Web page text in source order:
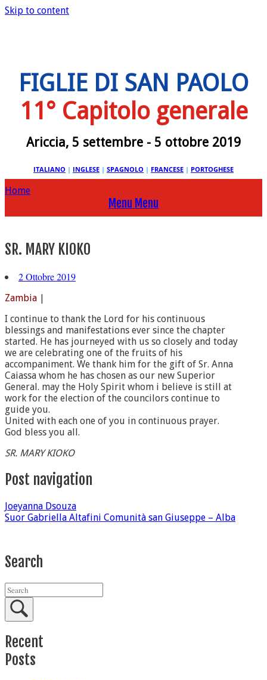
Skip to content
FIGLIE DI SAN PAOLO
11° Capitolo generale
Ariccia, 5 settembre - 5 ottobre 2019
ITALIANO | INGLESE | SPAGNOLO | FRANCESE | PORTOGHESE
Home
Menu Menu
SR. MARY KIOKO
2 Ottobre 2019
Zambia |
I continue to thank the Lord for his continuous
blessings and manifestations ever since the chapter
started. He has journeyed with us so closely and today
we are celebrating one of the fruits of his
accompaniment. We thank him for the gift of Sr. Anna
Caiassa whom he has chosen as our new Superior
General. may the Holy Spirit whom i believe is still at
work for the election of the councilors continue to
guide you.
United with each one of you in continuous prayer.
God bless you all.
SR. MARY KIOKO
Post navigation
Joeyanna Dsouza
Suor Gabriella Altafini Comunità san Giuseppe – Alba
Search
Recent
Posts